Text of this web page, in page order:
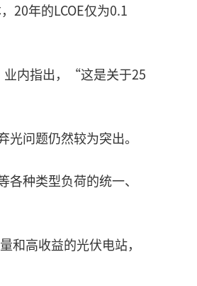
20年的LCOE仅为0.1
业内指出，“这是关于25
问题仍然较为突出。
种类型负荷的统一、
高收益的光伏电站，